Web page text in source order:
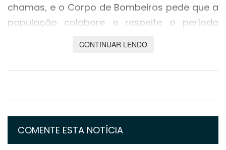
chamas, e o Corpo de Bombeiros pede que a
população colabore e respeite o período
motoniveladora e um quadriciclo, além do
monitoramento remoto com satélites feito
pelo Batalhão de Emergências Ambientais, em
CONTINUAR LENDO
COMENTE ESTA NOTÍCIA